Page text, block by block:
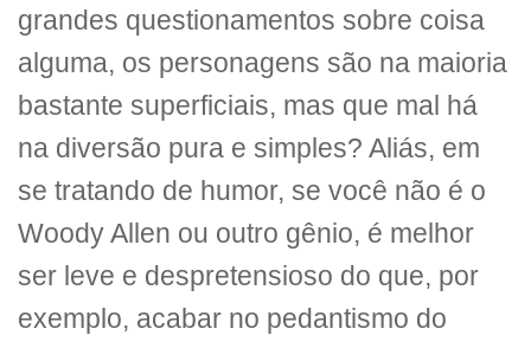
grandes questionamentos sobre coisa
alguma, os personagens são na maioria
bastante superficiais, mas que mal há
na diversão pura e simples? Aliás, em
se tratando de humor, se você não é o
Woody Allen ou outro gênio, é melhor
ser leve e despretensioso do que, por
exemplo, acabar no pedantismo do